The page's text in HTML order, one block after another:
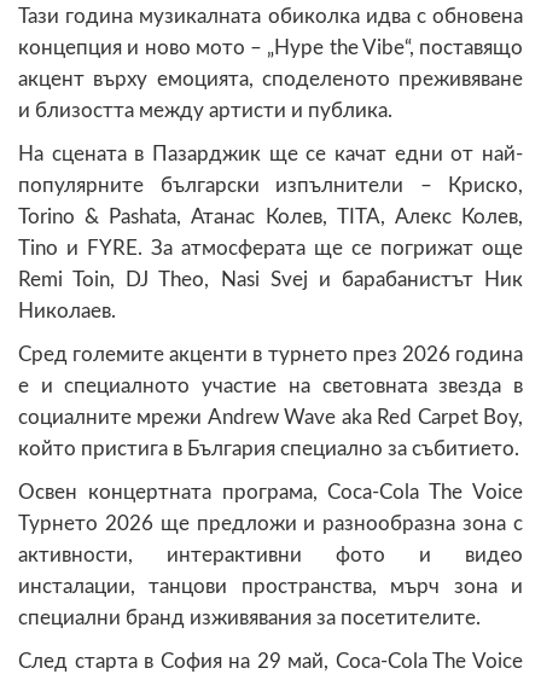
Тази година музикалната обиколка идва с обновена
концепция и ново мото – „Hype the Vibe“, поставящо
акцент върху емоцията, споделеното преживяване
и близостта между артисти и публика.
На сцената в Пазарджик ще се качат едни от най-
популярните български изпълнители – Криско,
Torino & Pashata, Атанас Колев, TITA, Алекс Колев,
Tino и FYRE. За атмосферата ще се погрижат още
Remi Toin, DJ Theo, Nasi Svej и барабанистът Ник
Николаев.
Сред големите акценти в турнето през 2026 година
е и специалното участие на световната звезда в
социалните мрежи Andrew Wave aka Red Carpet Boy,
който пристига в България специално за събитието.
Освен концертната програма, Coca-Cola The Voice
Турнето 2026 ще предложи и разнообразна зона с
активности, интерактивни фото и видео
инсталации, танцови пространства, мърч зона и
специални бранд изживявания за посетителите.
След старта в София на 29 май, Coca-Cola The Voice